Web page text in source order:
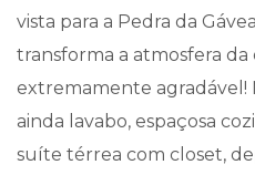
vista para a Pedra da
transforma a atmosfera
extremamente agradável!
ainda lavabo, espaçosa
suíte térrea com closet,